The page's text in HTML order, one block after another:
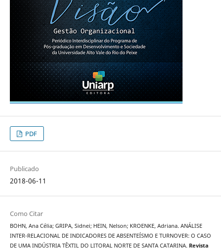
PDF
Publicado
2018-06-11
Como Citar
BOHN, Ana Célia; GRIPA, Sidnei; HEIN, Nelson; KROENKE, Adriana. ANÁLISE
INTER-RELACIONAL DE INDICADORES DE ABSENTEÍSMO E TURNOVER: O CASO
DE UMA INDÚSTRIA TÊXTIL DO LITORAL NORTE DE SANTA CATARINA. Revista